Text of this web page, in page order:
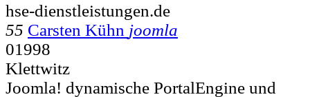
hse-dienstleistungen.de
55 Carsten Kühn joomla
01998
Klettwitz
Joomla! dynamische PortalEngine und